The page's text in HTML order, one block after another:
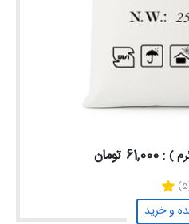
) : 61,000 تومان
و خرید